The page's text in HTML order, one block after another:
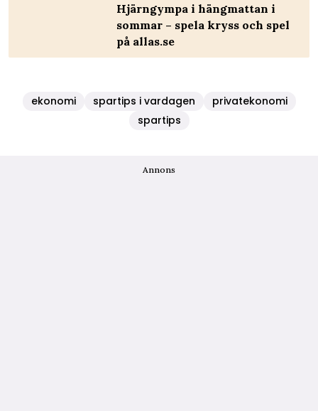
Hjärngympa i hängmattan i
sommar – spela kryss och spel
på allas.se
ekonomi spartips i vardagen
privatekonomi
spartips
Annons